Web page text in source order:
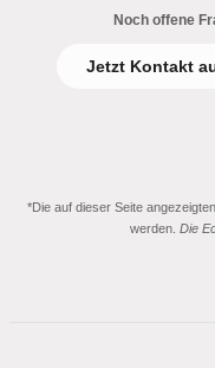
Noch offene
Jetzt Kontakt
*Die auf dieser Seite
werden. Die